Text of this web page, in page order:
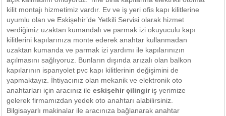
kilit montajı hizmetimiz vardır. Ev ve iş yeri ofis kapı kilitlerine
uyumlu olan ve Eskişehir’de Yetkili Servisi olarak hizmet
verdiğimiz uzaktan kumandalı ve parmak izi okuyuculu kapı
kilitlerini kapılarınıza monte ederek anahtar kullanmadan
uzaktan kumanda ve parmak izi yardımı ile kapılarınızın
açılmasını sağlıyoruz. Bunların dışında arızalı olan balkon
kapılarının ispanyolet pvc kapı kilitlerinin değişimini de
yapmaktayız. İhtiyacınız olan mekanik ve elektronik oto
anahtarları için aracınız ileeskişehir çilingiriş yerimize
gelerek firmamızdan yedek oto anahtarı alabilirsiniz.
Bilgisayarlı makinalar ile aracınıza bağlanarak anahtar